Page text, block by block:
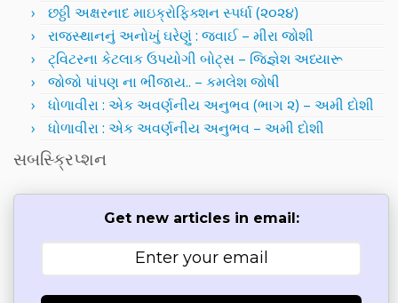
છઠ્ઠી અક્ષરનાદ માઇક્રોફિક્શન સ્પર્ધા (૨૦૨૪)
રાજસ્થાનનું અનોખું ઘરેણું : જવાઈ – મીરા જોશી
ટ્વિટરના કેટલાક ઉપયોગી બોટ્સ – જિજ્ઞેશ અધ્યારૂ
જોજો પાંપણ ના ભીંજાય.. – કમલેશ જોષી
ધોળાવીરા : એક અવર્ણનીય અનુભવ (ભાગ ૨) – અમી દોશી
ધોળાવીરા : એક અવર્ણનીય અનુભવ – અમી દોશી
સબસ્ક્રિપ્શન
Get new articles in email: